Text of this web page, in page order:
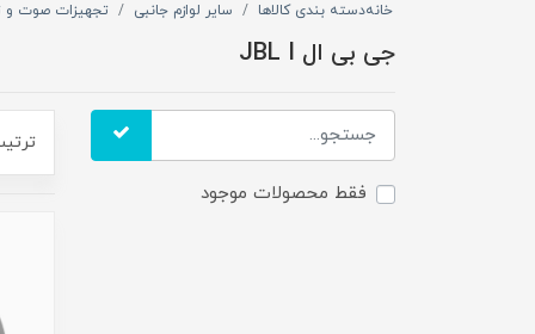
خانهدسته بندی کالاها سایر لوازم جانبی تجهیزات صوت و
جی بی ال JBL I
فقط محصولات موجود